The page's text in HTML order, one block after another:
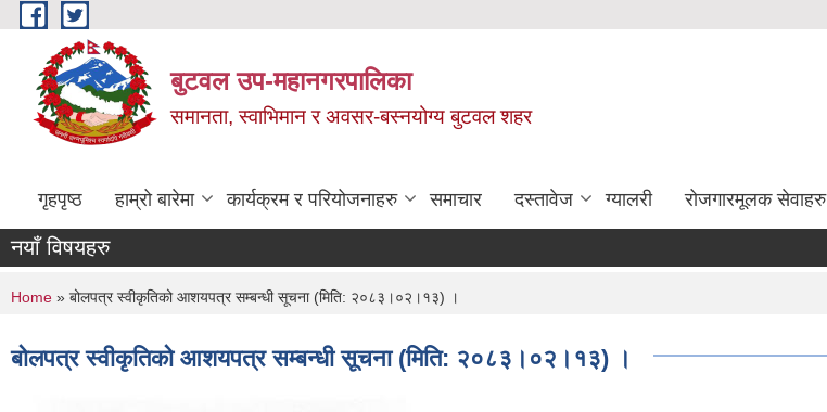
Skip to main content
बुटवल उप-महानगरपालिका
समानता, स्वाभिमान र अवसर-बस्नयोग्य बुटवल शहर
गृहपृष्ठ हाम्रो बारेमा कार्यक्रम र परियोजनाहरु समाचार दस्तावेज ग्यालरी रोजगारमूलक सेवाहरु
नयाँ विषयहरु
You are here
Home » बोलपत्र स्वीकृतिको आशयपत्र सम्बन्धी सूचना (मिति: २०८३।०२।१३) ।
बोलपत्र स्वीकृतिको आशयपत्र सम्बन्धी सूचना (मिति: २०८३।०२।१३) ।